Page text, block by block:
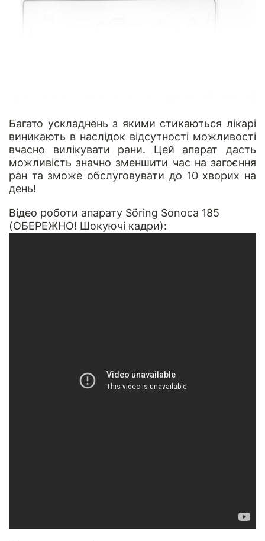
Багато ускладнень з якими стикаються лікарі
виникають в наслідок відсутності можливості
вчасно вилікувати рани. Цей апарат дасть
можливість значно зменшити час на загоєння
ран та зможе обслуговувати до 10 хворих на
день!
Відео роботи апарату Söring Sonoca 185
(ОБЕРЕЖНО! Шокуючі кадри):